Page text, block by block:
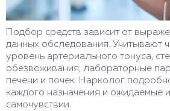
Подбор средств зависит от
данных обследования. Учитывают
уровень артериального тонуса,
обезвоживания, лабораторные
печени и почек. Нарколог
каждого назначения и ожидаемые
самочувствии.